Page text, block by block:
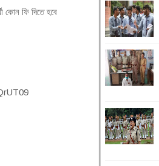
কোন ফি দিতে হবে